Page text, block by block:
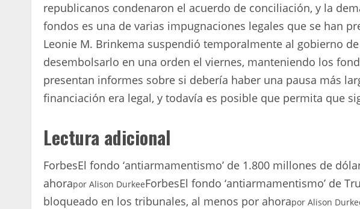
republicanos condenaron el acuerdo de conciliación, y la
fondos es una de varias impugnaciones legales que se han
Leonie M. Brinkema suspendió temporalmente al gobierno
desembolsarlo en una orden el viernes, manteniendo los
presentan informes sobre si debería haber una pausa más
financiación era legal, y todavía es posible que permita que
Lectura adicional
ForbesEl fondo ‘antiarmamentismo’ de 1.800 millones de
ahorapor Alison DurkeeForbesEl fondo ‘antiarmamentismo’ de
bloqueado en los tribunales, al menos por ahorapor Alison